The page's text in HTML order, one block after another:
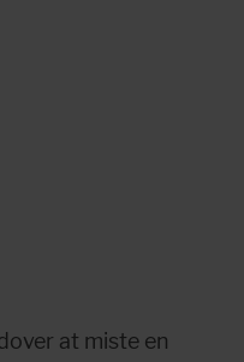
at miste en